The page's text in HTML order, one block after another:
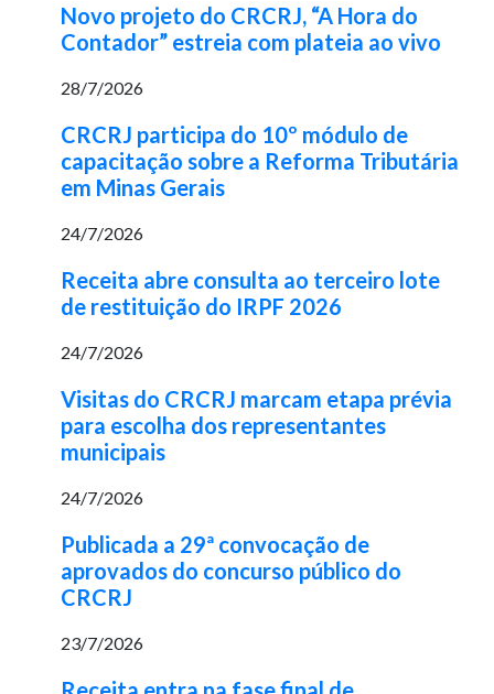
Novo projeto do CRCRJ, “A Hora do
Contador” estreia com plateia ao vivo
28/7/2026
CRCRJ participa do 10º módulo de
capacitação sobre a Reforma Tributária
em Minas Gerais
24/7/2026
Receita abre consulta ao terceiro lote
de restituição do IRPF 2026
24/7/2026
Visitas do CRCRJ marcam etapa prévia
para escolha dos representantes
municipais
24/7/2026
Publicada a 29ª convocação de
aprovados do concurso público do
CRCRJ
23/7/2026